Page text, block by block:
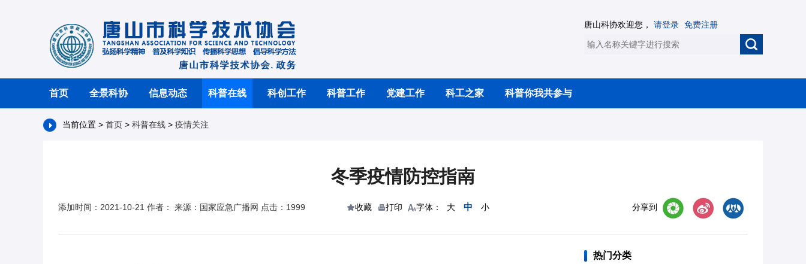
唐山科协欢迎您， 请登录 免费注册
首页 全景科协 信息动态 科普在线 科创工作 科普工作 党建工作 科工之家 科普你我共参与
当前位置 > 首页 > 科普在线 > 疫情关注
冬季疫情防控指南
添加时间：2021-10-21 作者： 来源：国家应急广播网 点击：1999 收藏 打印 字体： 大 中 小 分享到
热门分类